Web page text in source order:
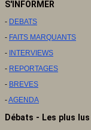
S'INFORMER
- DEBATS
- FAITS MARQUANTS
- INTERVIEWS
- REPORTAGES
- BREVES
-AGENDA
Débats - Les plus lus